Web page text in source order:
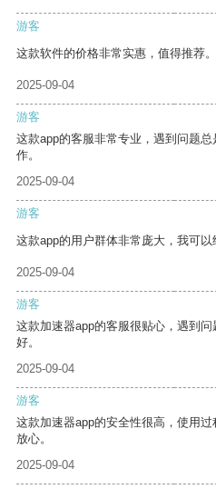
游客
这款软件的价格非常实惠，值得推荐。
2025-09-04
游客
这款app的客服非常专业，遇到问题
作。
2025-09-04
游客
这款app的用户群体非常庞大，我可以
2025-09-04
游客
这款加速器app的客服很贴心，遇到
好。
2025-09-04
游客
这款加速器app的安全性很高，使用
放心。
2025-09-04